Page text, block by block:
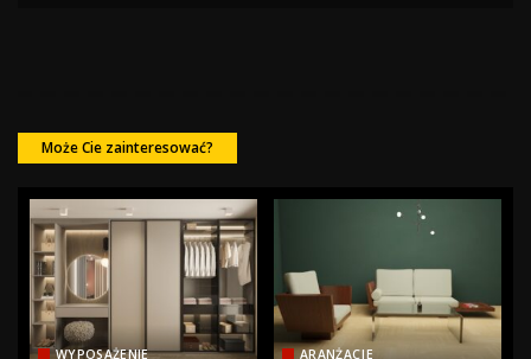
Może Cie zainteresować?
WYPOSAŻENIE ARANŻACJE